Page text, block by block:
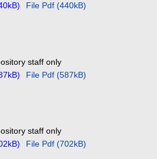
File Pdf (440kB)
staff only
File Pdf (587kB)
staff only
File Pdf (702kB)